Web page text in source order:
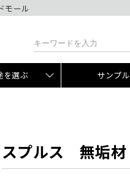
モール
を選ぶ サンプル
スプルス 無垢材